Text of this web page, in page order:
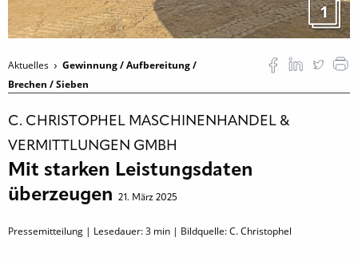
1
Aktuelles
Gewinnung / Aufbereitung /
Brechen / Sieben
C. CHRISTOPHEL MASCHINENHANDEL &
VERMITTLUNGEN GMBH
Mit starken Leistungsdaten
überzeugen
21. März 2025
Pressemitteilung | Lesedauer:3 min | Bildquelle: C. Christophel